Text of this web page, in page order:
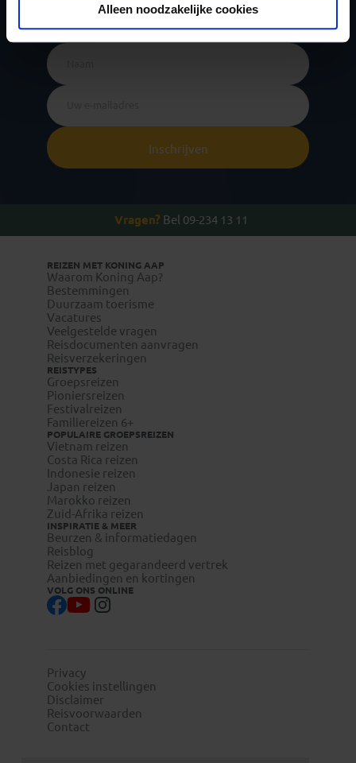
Alleen noodzakelijke cookies
nieuwsbrief
Inschrijven
Vragen? Bel 09-234 13 11
REIZEN MET KONING AAP
Waarom Koning Aap?
Bestemmingen
Duurzaam toerisme
Vacatures
Veelgestelde vragen
Reisdocumenten aanvragen
Reisverzekeringen
REISTYPES
Groepsreizen
Pioniersreizen
Festivalreizen
Familiereizen 6+
POPULAIRE GROEPSREIZEN
Vietnam reizen
Costa Rica reizen
Indonesie reizen
Japan reizen
Marokko reizen
Zuid-Afrika reizen
INSPIRATIE & MEER
Beurzen & informatiedagen
Reisblog
Reizen met gegarandeerd vertrek
Aanbiedingen en kortingen
VOLG ONS ONLINE
Privacy
Cookies instellingen
Disclaimer
Reisvoorwaarden
Contact